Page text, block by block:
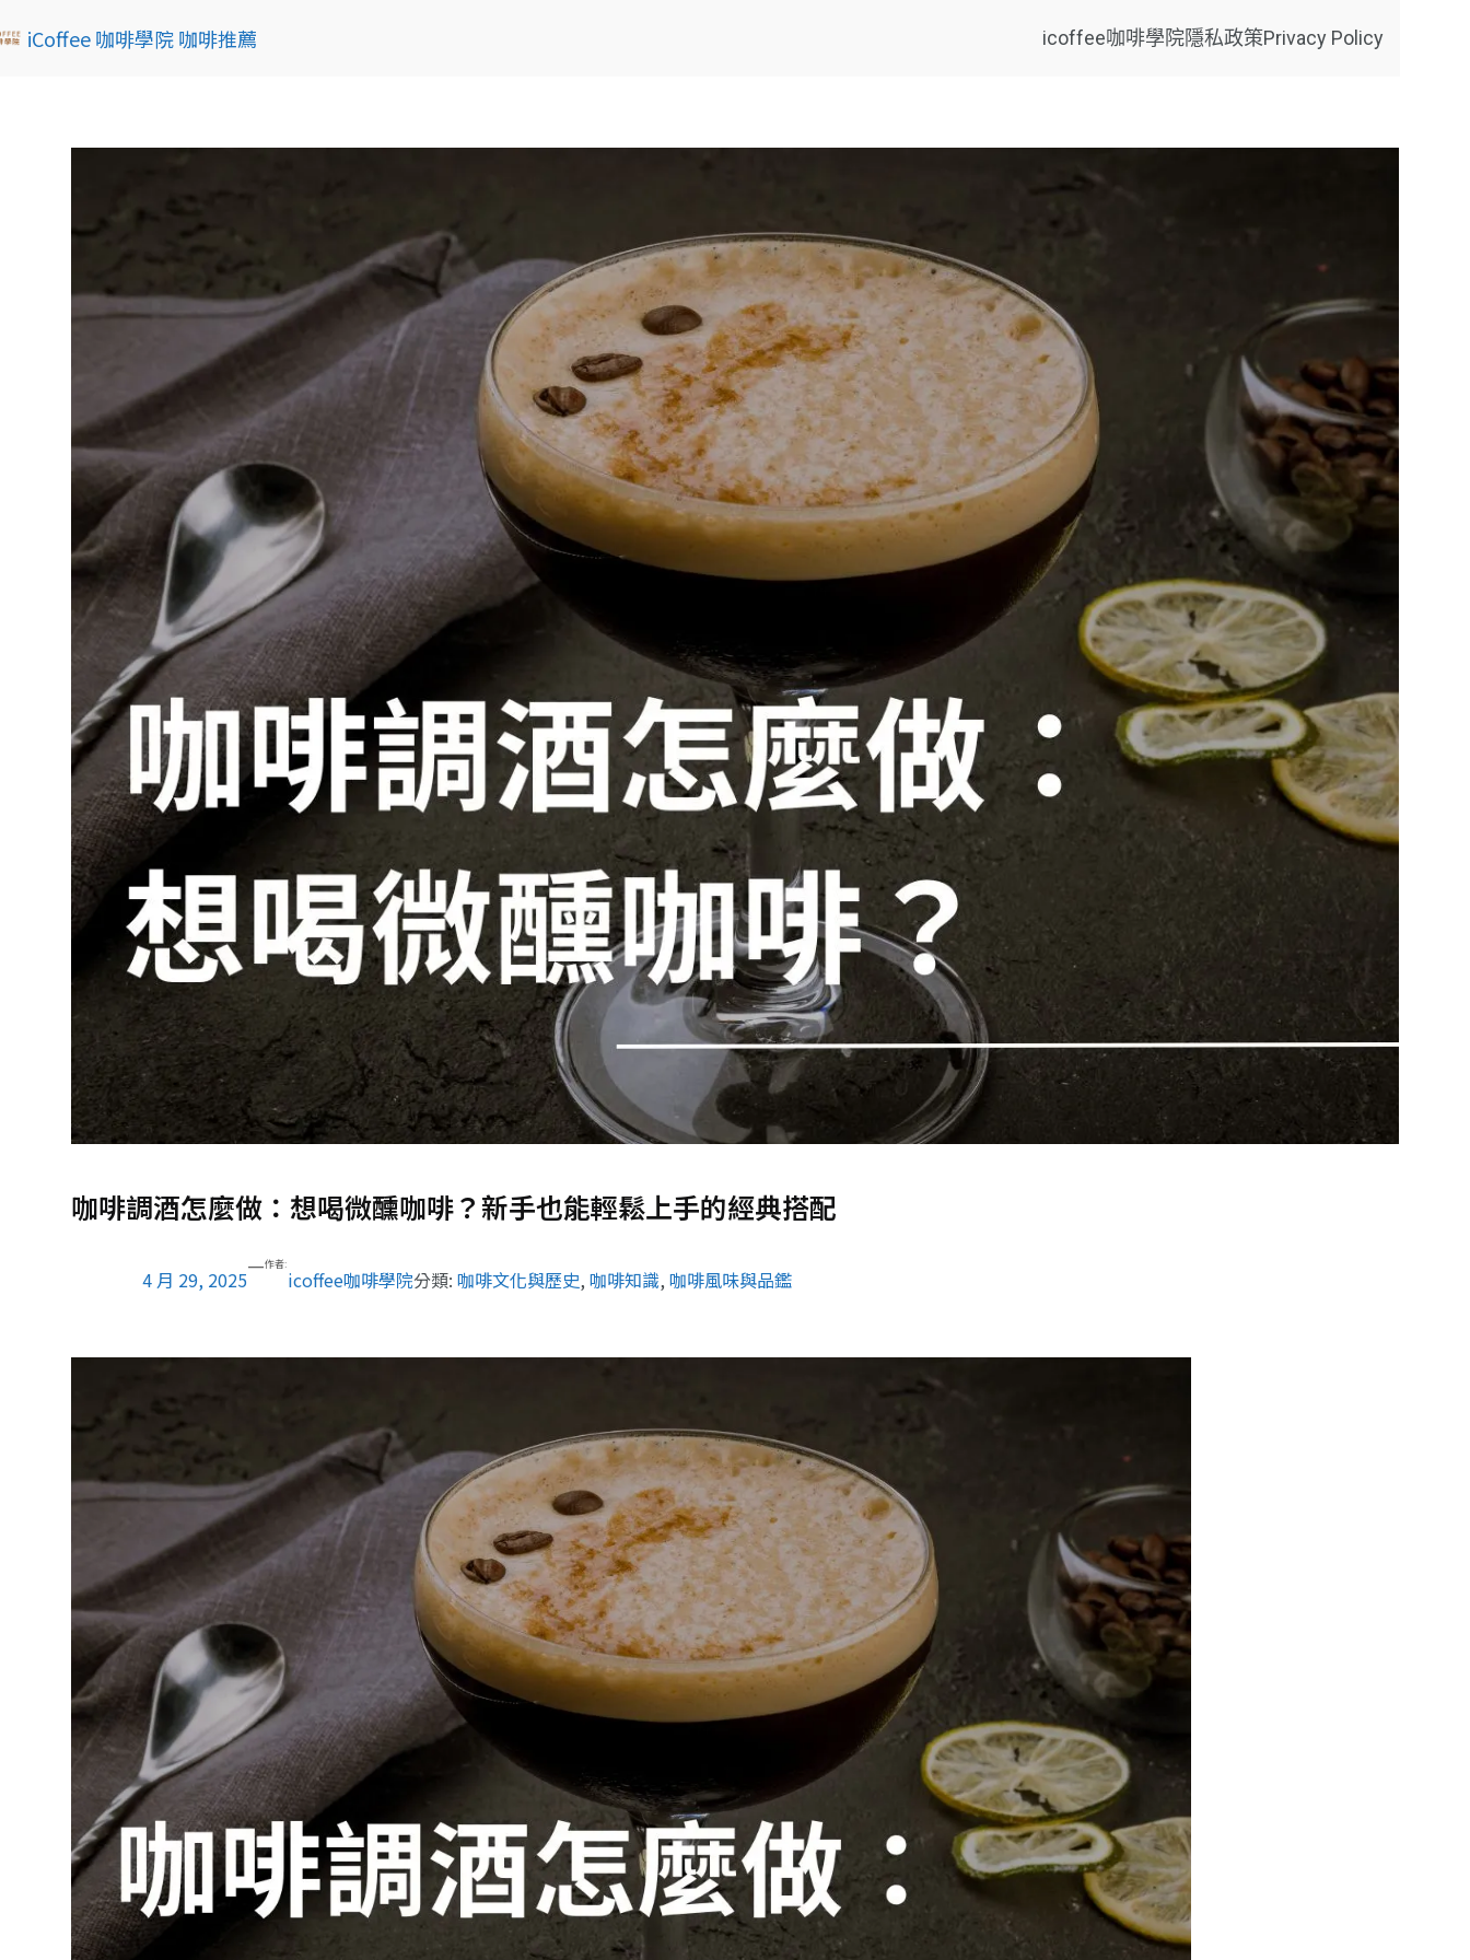
iCoffee 咖啡學院 咖啡推薦 icoffee咖啡學院隱私政策Privacy Policy
咖啡調酒怎麼做：想喝微醺咖啡？新手也能輕鬆上手的經典搭配
4 月 29, 2025
—作者:
icoffee咖啡學院分類: 咖啡文化與歷史, 咖啡知識, 咖啡風味與品鑑